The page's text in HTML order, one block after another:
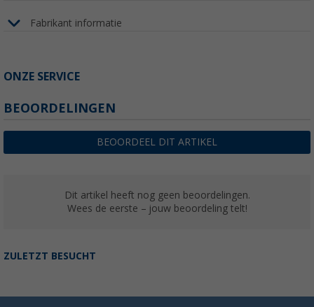
Fabrikant informatie
ONZE SERVICE
BEOORDELINGEN
BEOORDEEL DIT ARTIKEL
Dit artikel heeft nog geen beoordelingen.
Wees de eerste – jouw beoordeling telt!
ZULETZT BESUCHT